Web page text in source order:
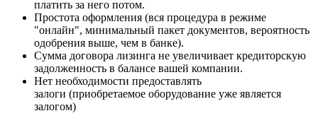
платить за него потом.
Простота оформления (вся процедура в режиме
"онлайн", минимальный пакет документов, вероятность
одобрения выше, чем в банке).
Сумма договора лизинга не увеличивает кредиторскую
задолженность в балансе вашей компании.
Нет необходимости предоставлять
залоги (приобретаемое оборудование уже является
залогом)